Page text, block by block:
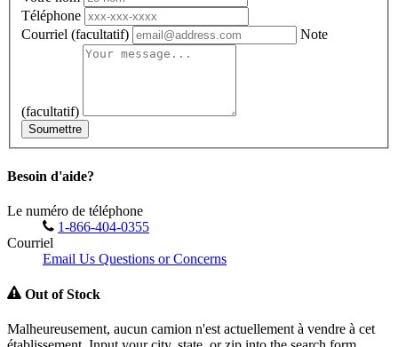
Téléphone
Courriel (facultatif) Note
(facultatif)
Soumettre
Besoin d'aide?
Le numéro de téléphone
1-866-404-0355
Courriel
Email Us Questions or Concerns
Out of Stock
Malheureusement, aucun camion n'est actuellement à vendre à cet